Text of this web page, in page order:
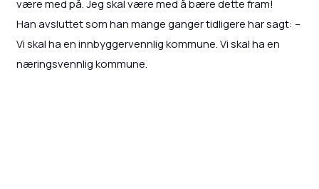
være med på. Jeg skal være med å bære dette fram!
Han avsluttet som han mange ganger tidligere har sagt: –
Vi skal ha en innbyggervennlig kommune. Vi skal ha en
næringsvennlig kommune.